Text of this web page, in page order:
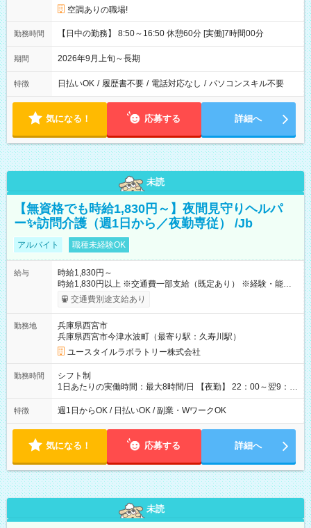
空調ありの職場!
勤務時間 【日中の勤務】 8:50～16:50 休憩60分 [実働]7時間00分
期間 2026年9月上旬～長期
特徴 日払いOK / 履歴書不要 / 電話対応なし / パソコンスキル不要
気になる！ 応募する 詳細へ
未読
【無資格でも時給1,830円～】夜間見守りヘルパ
ー✨訪問介護（週1日から／夜勤専従） /Jb
アルバイト 職種未経験OK
給与
時給1,830円～
時給1,830円以上 ※交通費一部支給（既定あり） ※経験・能力を
考慮して決定します 【収入例】 週1回勤務の場合：1,830円×8時
間×4回=5万8,560円 週3回勤務の場合：1,830円×8時間×12回
月 ※ 雇用形態と給与に、本採用時と異なる部分があります。 雇
用形態：本採用時と同じです。 給与：時給 1,550円以上
交通費別途支給あり
勤務地
兵庫県西宮市
兵庫県西宮市今津水波町（最寄り駅：久寿川駅）
ユースタイルラボラトリー株式会社
勤務時間
シフト制
1日あたりの実働時間：最大8時間/日 【夜勤】 22：00～翌9：
00 ※週1日～OK ／ 夜勤専従 ＊＊ 勤務時間例 ＊＊ ■22時か
ら翌7時 ■23時から翌8時 ■24時から翌9時 など ※上記の時間
ます。 ※曜日固定（毎週同じ曜日での勤務となります）
特徴 週1日からOK / 日払いOK / 副業・WワークOK
気になる！ 応募する 詳細へ
未読